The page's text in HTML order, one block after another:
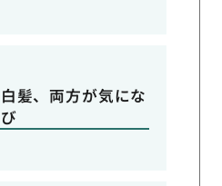
髪、両方が気にな